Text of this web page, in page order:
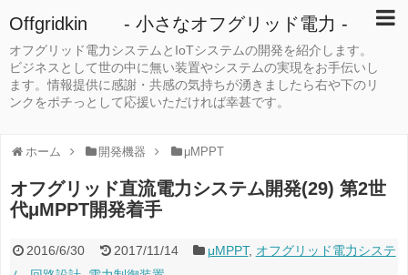
Offgridkin - 小さなオフグリッド電力 -
オフグリッド電力システムとIoTシステムの開発を紹介します。
ビジネスとして世の中に無い装置やシステムの実現をお手伝いし
ます。情報提供に感謝・共感の気持ちが湧きましたら右や下のリ
ンクをポチっとして応援いただければ幸甚です。
ホーム 開発機器 μMPPT
オフグリッド直流電力システム開発(29) 第2世
代μMPPT開発着手
2016/6/30 2017/11/14 μMPPT, オフグリッド電力システ